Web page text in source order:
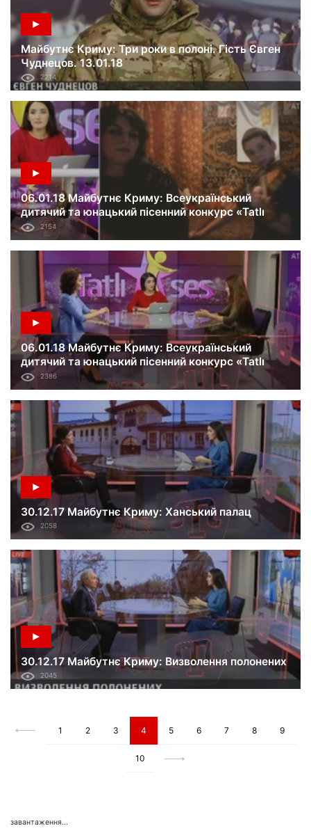
Майбутнє Криму: Три роки в полоні. Гість Євген
Чуднецов. 13.01.18
2214
06.01.18 Майбутнє Криму: Всеукраїнський
дитячий та юнацький пісенний конкурс «Tatlı
ses». Частина 2
2154
06.01.18 Майбутнє Криму: Всеукраїнський
дитячий та юнацький пісенний конкурс «Tatlı
ses». Частина 1
2386
30.12.17 Майбутнє Криму: Ханський палац
2058
30.12.17 Майбутнє Криму: Визволення полонених
2045
1 2 3 4 5 6 7 8 9
10
завантаження...